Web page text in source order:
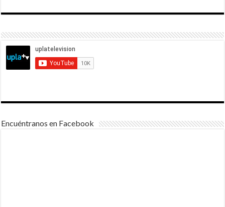
Encuéntranos en Facebook